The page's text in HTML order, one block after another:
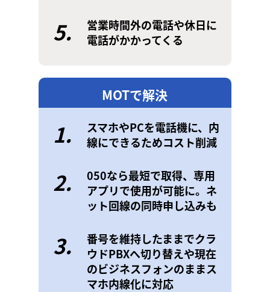
5.
営業時間外の電話や休日に
電話がかかってくる
MOTで解決
1.
スマホやPCを電話機に、内
線にできるためコスト削減
2.
050なら最短で取得、専用
アプリで使用が可能に。ネ
ット回線の同時申し込みも
3.
番号を維持したままでクラ
ウドPBXへ切り替えや現在
のビジネスフォンのままス
マホ内線化に対応